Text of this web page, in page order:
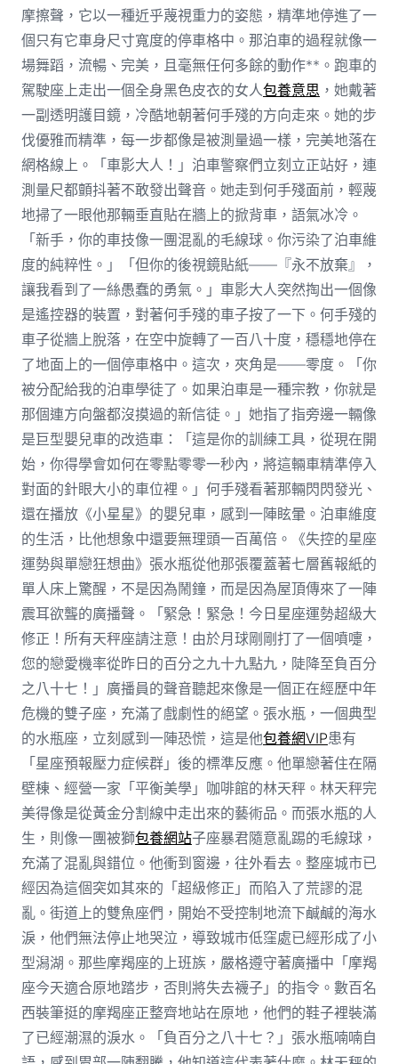
摩擦聲，它以一種近乎蔑視重力的姿態，精準地停進了一
個只有它車身尺寸寬度的停車格中。那泊車的過程就像一
場舞蹈，流暢、完美，且毫無任何多餘的動作**。跑車的
駕駛座上走出一個全身黑色皮衣的女人包養意思 ，她戴著
一副透明護目鏡，冷酷地朝著何手殘的方向走來。她的步
伐優雅而精準，每一步都像是被測量過一樣，完美地落在
網格線上。「車影大人！」泊車警察們立刻立正站好，連
測量尺都顫抖著不敢發出聲音。她走到何手殘面前，輕蔑
地掃了一眼他那輛垂直貼在牆上的掀背車，語氣冰冷。
「新手，你的車技像一團混亂的毛線球。你污染了泊車維
度的純粹性。」「但你的後視鏡貼紙——『永不放棄』，
讓我看到了一絲愚蠢的勇氣。」車影大人突然掏出一個像
是遙控器的裝置，對著何手殘的車子按了一下。何手殘的
車子從牆上脫落，在空中旋轉了一百八十度，穩穩地停在
了地面上的一個停車格中。這次，夾角是——零度。「你
被分配給我的泊車學徒了。如果泊車是一種宗教，你就是
那個連方向盤都沒摸過的新信徒。」她指了指旁邊一輛像
是巨型嬰兒車的改造車：「這是你的訓練工具，從現在開
始，你得學會如何在零點零零一秒內，將這輛車精準停入
對面的針眼大小的車位裡。」何手殘看著那輛閃閃發光、
還在播放《小星星》的嬰兒車，感到一陣眩暈。泊車維度
的生活，比他想象中還要無理頭一百萬倍。《失控的星座
運勢與單戀狂想曲》張水瓶從他那張覆蓋著七層舊報紙的
單人床上驚醒，不是因為鬧鐘，而是因為屋頂傳來了一陣
震耳欲聾的廣播聲。「緊急！緊急！今日星座運勢超級大
修正！所有天秤座請注意！由於月球剛剛打了一個噴嚏，
您的戀愛機率從昨日的百分之九十九點九，陡降至負百分
之八十七！」廣播員的聲音聽起來像是一個正在經歷中年
危機的雙子座，充滿了戲劇性的絕望。張水瓶，一個典型
的水瓶座，立刻感到一陣恐慌，這是他包養網VIP患有
「星座預報壓力症候群」後的標準反應。他單戀著住在隔
壁棟、經營一家「平衡美學」咖啡館的林天秤。林天秤完
美得像是從黃金分割線中走出來的藝術品。而張水瓶的人
生，則像一團被獅包養網站子座暴君隨意亂踢的毛線球，
充滿了混亂與錯位。他衝到窗邊，往外看去。整座城市已
經因為這個突如其來的「超級修正」而陷入了荒謬的混
亂。街道上的雙魚座們，開始不受控制地流下鹹鹹的海水
淚，他們無法停止地哭泣，導致城市低窪處已經形成了小
型潟湖。那些摩羯座的上班族，嚴格遵守著廣播中「摩羯
座今天適合原地踏步，否則將失去襪子」的指令。數百名
西裝筆挺的摩羯座正整齊地站在原地，他們的鞋子裡裝滿
了已經潮濕的淚水。「負百分之八十七？」張水瓶喃喃自